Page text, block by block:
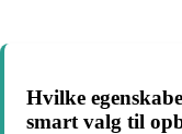
Hvilke
smart valg til